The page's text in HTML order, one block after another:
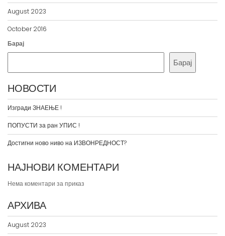
August 2023
October 2016
Барај
Барај
НОВОСТИ
Изгради ЗНАЕЊЕ !
ПОПУСТИ за ран УПИС !
Достигни ново ниво на ИЗВОНРЕДНОСТ?
НАЈНОВИ КОМЕНТАРИ
Нема коментари за приказ
АРХИВА
August 2023